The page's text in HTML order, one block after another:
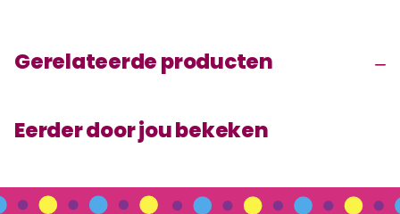
Gerelateerde producten
Eerder door jou bekeken